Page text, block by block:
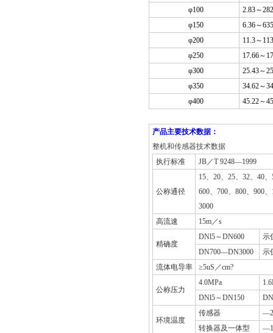
φ100
2.83～
φ150
6.36～
φ200
11.3～
φ250
17.66～
φ300
25.43～
φ350
34.62～
φ400
45.22～
产品主要技术数据：
整机和传感器技术数据
执行标准
JB／T 9248—1999
公称通径
15、20、25、32、40
600、700、800、900
3000
高流速
15m／s
精确度
DNl5～DN600
示
DN700—DN3000
示
流体电导率
≥5uS／cm?
公称压力
4.0MPa
DNl5～DN150
环境温度
传感器
转换器及一体型